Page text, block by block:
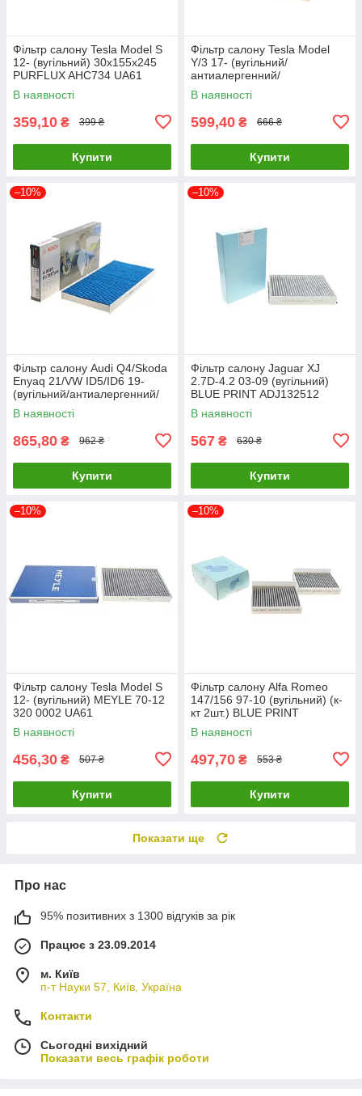
Фільтр салону Tesla Model S
12- (вугільний) 30x155x245
PURFLUX AHC734 UA61
В наявності
359,10 ₴ 399 ₴
Купити
Фільтр салону Tesla Model
Y/3 17- (вугільний/
антиалергенний/
антибактеріальний) BOSCH 0
986 628 583 UA61
В наявності
599,40 ₴ 666 ₴
Купити
–10%
Фільтр салону Audi Q4/Skoda
Enyaq 21/VW ID5/ID6 19-
(вугільний/антиалергенний/
антибактеріал 0 986 628 585
UA61
В наявності
865,80 ₴ 962 ₴
Купити
–10%
Фільтр салону Jaguar XJ
2.7D-4.2 03-09 (вугільний)
BLUE PRINT ADJ132512
UA61
В наявності
567 ₴ 630 ₴
Купити
–10%
Фільтр салону Tesla Model S
12- (вугільний) MEYLE 70-12
320 0002 UA61
В наявності
456,30 ₴ 507 ₴
Купити
–10%
Фільтр салону Alfa Romeo
147/156 97-10 (вугільний) (к-
кт 2шт.) BLUE PRINT
ADL142518 UA61
В наявності
497,70 ₴ 553 ₴
Купити
Показати ще
Про нас
95% позитивних з 1300 відгуків за рік
Працює з 23.09.2014
м. Київ
п-т Науки 57, Київ, Україна
Контакти
Сьогодні вихідний
Показати весь графік роботи